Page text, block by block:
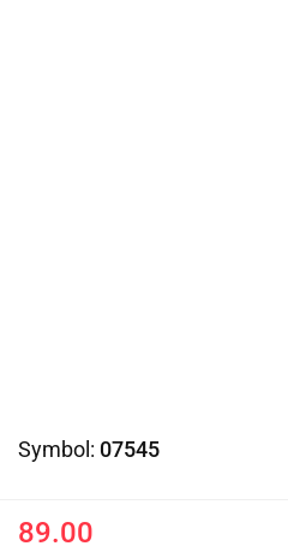
Symbol: 07545
89.00